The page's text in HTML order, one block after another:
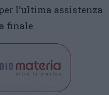
l’ultima assistenza
finale